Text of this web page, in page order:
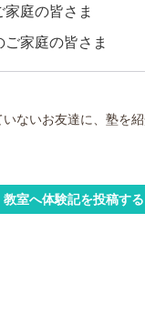
庭の皆さま
家庭の皆さま
いないお友達に、塾を
教室へ体験記を投稿する